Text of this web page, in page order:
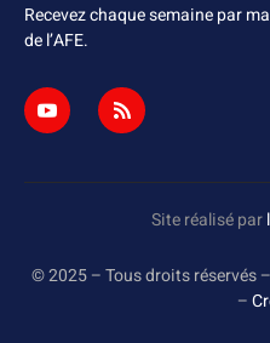
Recevez chaque semaine par
de l’AFE.
Site réalisé par
© 2025 – Tous droits réservés –
–